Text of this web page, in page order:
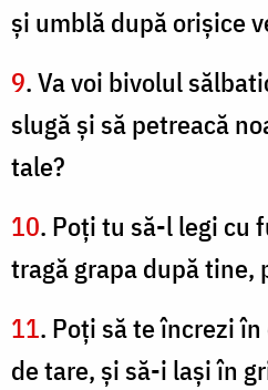
şi umblă după orişice
9. Va voi bivolul
slugă şi să petreacă
tale?
10. Poţi tu să-l legi cu
tragă grapa după tine,
11. Poţi să te încrezi
de tare, şi să-i laşi în